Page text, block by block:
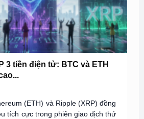
3 tiền điện tử: BTC và ETH
(ETH) và Ripple (XRP) đồng
tích cực trong phiên giao dịch thứ